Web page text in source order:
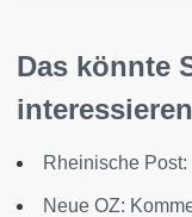
Das könnte
interessieren
Rheinische
Neue OZ: